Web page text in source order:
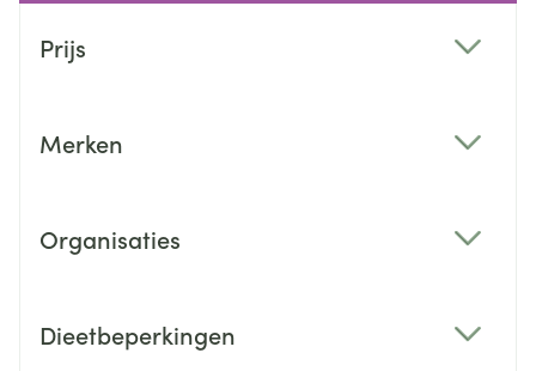
Prijs
Merken
Organisaties
Dieetbeperkingen